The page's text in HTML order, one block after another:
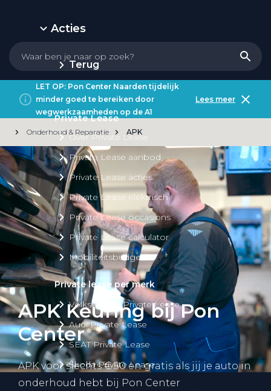
Acties
Terug
Private Lease
Over Private Lease
Private Lease aanbod
Private Lease acties
Private Lease elektrisch
Private Lease occasions
Private Lease calculator
Mobiliteitsbudget
Private lease per merk
Volkswagen Private Lease
Audi Private Lease
SEAT Private Lease
Škoda Private Lease
LET OP: Pon Center Naarden tijdelijk
minder goed te bereiken door
wegwerkzaamheden op de A1
Lees meer
Onderhoud & Reparatie APK
APK Keuring bij Pon
Center
APK voor slechts € 50 en gratis als jij je auto in
onderhoud hebt bij Pon Center